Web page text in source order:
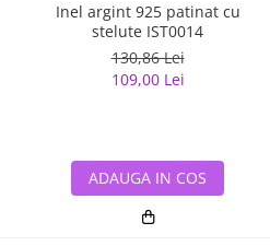
Inel argint 925 patinat cu
stelute IST0014
130,86 Lei
109,00 Lei
ADAUGA IN COS